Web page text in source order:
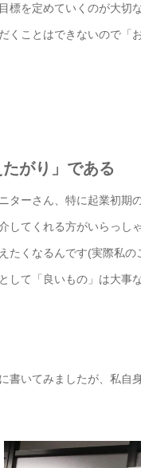
標を定めていくのが大切
くことはできないので「
がり」である
ターさん、特に起業初期
してくれる方がいらっし
たくなるんです(実際私
して「良いもの」は大事
書いてみましたが、私自